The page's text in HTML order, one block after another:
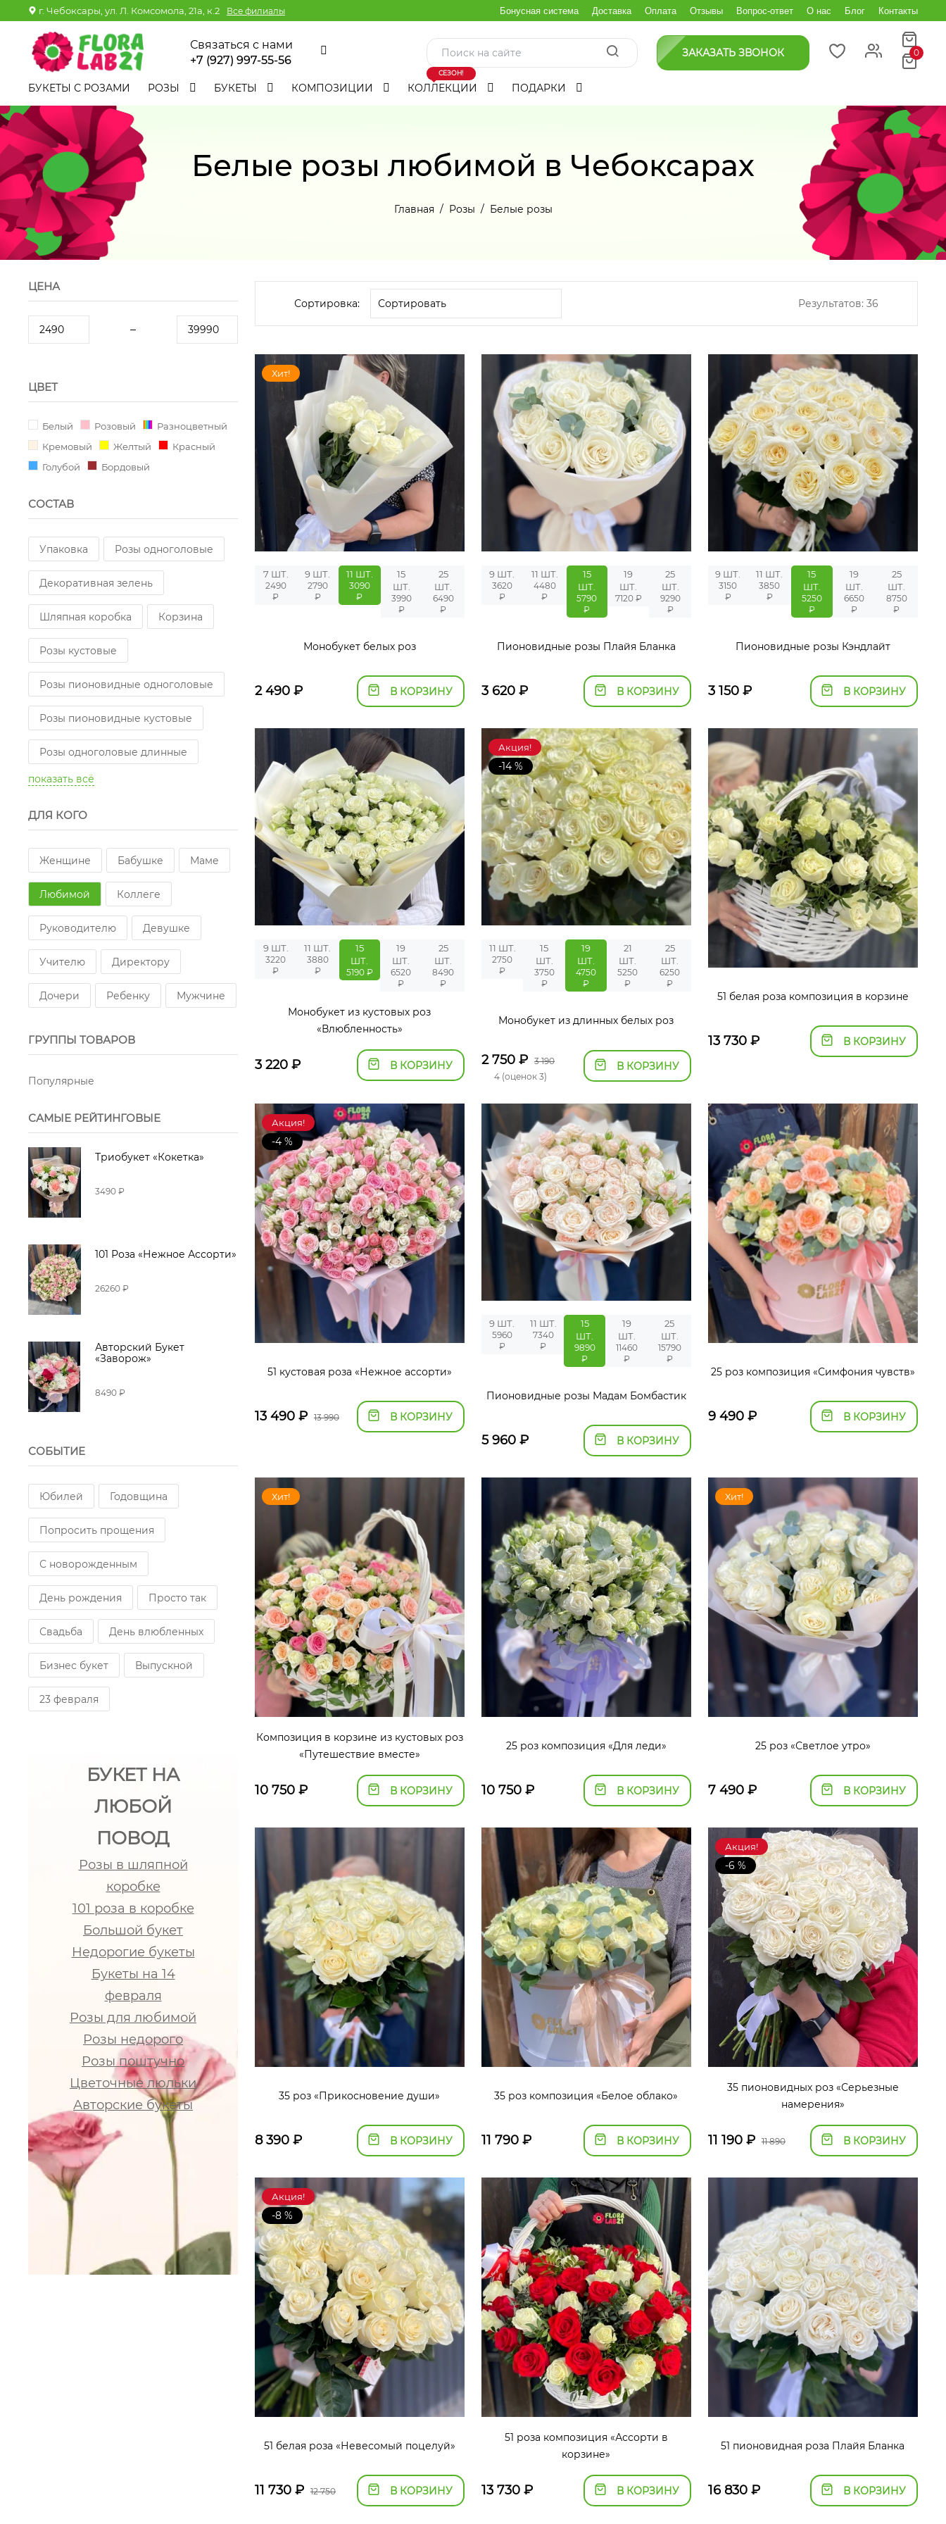
г. Чебоксары, ул. Л. Комсомола, 21а, к.2 Все филиалы Бонусная система Доставка Оплата Отзывы Вопрос-ответ О нас Блог Контакты
Связаться с нами
+7 (927) 997-55-56
ЗАКАЗАТЬ ЗВОНОК 0
БУКЕТЫ С РОЗАМИ РОЗЫ БУКЕТЫ КОМПОЗИЦИИ КОЛЛЕКЦИИ
СЕЗОН!
ПОДАРКИ
Белые розы любимой в Чебоксарах
Главная Розы Белые розы
ЦЕНА
ЦВЕТ
Белый Розовый
Разноцветный
Кремовый
Желтый
Красный
Голубой
Бордовый
СОСТАВ
Упаковка Розы одноголовые
Декоративная зелень
Шляпная коробка Корзина
Розы кустовые
Розы пионовидные одноголовые
Розы пионовидные кустовые
Розы одноголовые длинные
показать всё
ДЛЯ КОГО
Женщине Бабушке Маме
Любимой Коллеге
Руководителю Девушке
Учителю Директору
Дочери Ребенку Мужчине
ГРУППЫ ТОВАРОВ
Популярные
САМЫЕ РЕЙТИНГОВЫЕ
Триобукет «Кокетка»
3490 ₽
101 Роза «Нежное Ассорти»
26260 ₽
Авторский Букет
«Заворож»
8490 ₽
СОБЫТИЕ
Юбилей Годовщина
Попросить прощения
С новорожденным
День рождения Просто так
Свадьба День влюбленных
Бизнес букет Выпускной
23 февраля
БУКЕТ НА
ЛЮБОЙ
ПОВОД
Розы в шляпной
коробке
101 роза в коробке
Большой букет
Недорогие букеты
Букеты на 14
февраля
Розы для любимой
Розы недорого
Розы поштучно
Цветочные люльки
Авторские букеты
Сортировка: Результатов: 36
Хит!
7 ШТ.
2490
₽
9 ШТ.
2790
₽
11 ШТ.
3090
₽
15
ШТ.
3990
₽
25
ШТ.
6490
₽
Монобукет белых роз
2 490 ₽ В КОРЗИНУ
9 ШТ.
3620
₽
11 ШТ.
4480
₽
15
ШТ.
5790
₽
19
ШТ.
7120 ₽
25
ШТ.
9290
₽
Пионовидные розы Плайя Бланка
3 620₽ В КОРЗИНУ
9 ШТ.
3150
₽
11 ШТ.
3850
₽
15
ШТ.
5250
₽
19
ШТ.
6650
₽
25
ШТ.
8750
₽
Пионовидные розы Кэндлайт
3 150₽ В КОРЗИНУ
9 ШТ.
3220
₽
11 ШТ.
3880
₽
15
ШТ.
5190 ₽
19
ШТ.
6520
₽
25
ШТ.
8490
₽
Монобукет из кустовых роз
«Влюбленность»
3 220 ₽ В КОРЗИНУ
Акция!
-14 %
11 ШТ.
2750
₽
15
ШТ.
3750
₽
19
ШТ.
4750
₽
21
ШТ.
5250
₽
25
ШТ.
6250
₽
Монобукет из длинных белых роз
2 750₽
3 190
4 (оценок 3)
В КОРЗИНУ
51 белая роза композиция в корзине
13 730₽ В КОРЗИНУ
Акция!
-4 %
51 кустовая роза «Нежное ассорти»
13 490 ₽ 13 990 В КОРЗИНУ
9 ШТ.
5960
₽
11 ШТ.
7340
₽
15
ШТ.
9890
₽
19
ШТ.
11460
₽
25
ШТ.
15790
₽
Пионовидные розы Мадам Бомбастик
5 960₽ В КОРЗИНУ
25 роз композиция «Симфония чувств»
9 490₽ В КОРЗИНУ
Хит!
Композиция в корзине из кустовых роз
«Путешествие вместе»
10 750 ₽ В КОРЗИНУ
25 роз композиция «Для леди»
10 750₽ В КОРЗИНУ
Хит!
25 роз «Светлое утро»
7 490₽ В КОРЗИНУ
35 роз «Прикосновение души»
8 390 ₽ В КОРЗИНУ
35 роз композиция «Белое облако»
11 790₽ В КОРЗИНУ
Акция!
-6 %
35 пионовидных роз «Серьезные
намерения»
11 190₽ 11 890 В КОРЗИНУ
Акция!
-8 %
51 белая роза «Невесомый поцелуй»
11 730 ₽ 12 750 В КОРЗИНУ
51 роза композиция «Ассорти в
корзине»
13 730₽ В КОРЗИНУ
51 пионовидная роза Плайя Бланка
16 830₽ В КОРЗИНУ